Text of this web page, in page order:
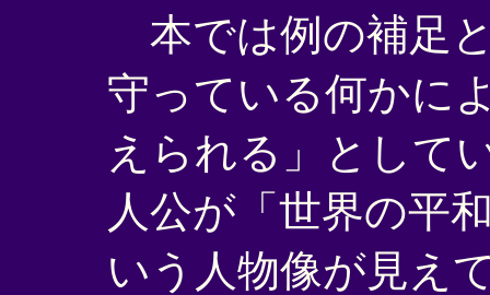
本では例の補足
守っている何かに
えられる」として
人公が「世界の平
いう人物像が見え